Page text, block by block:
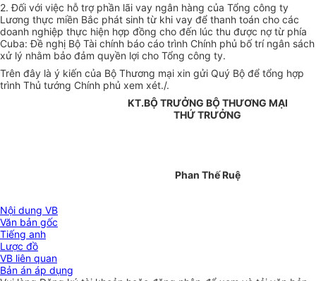
2. Đối với việc hỗ trợ phần lãi vay ngân hàng của Tổng công ty
Lương thực miền Bắc phát sinh từ khi vay để thanh toán cho các
doanh nghiệp thực hiện hợp đồng cho đến lúc thu được nợ từ phía
Cuba: Đề nghị Bộ Tài chính báo cáo trình Chính phủ bố trí ngân sách
xử lý nhằm bảo đảm quyền lợi cho Tổng công ty.
Trên đây là ý kiến của Bộ Thương mại xin gửi Quý Bộ để tổng hợp
trình Thủ tướng Chính phủ xem xét./.
KT.BỘ TRƯỞNG BỘ THƯƠNG MẠI
THỨ TRƯỞNG
Phan Thế Ruệ
Nội dung VB
Văn bản gốc
Tiếng anh
Lược đồ
VB liên quan
Bản án áp dụng